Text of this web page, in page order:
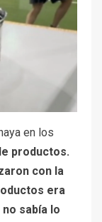
en los
productos.
con la
era
sabía lo